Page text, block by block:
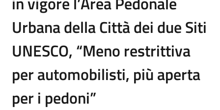
Urbana della Città dei due Siti
UNESCO, “Meno restrittiva
per automobilisti, più aperta
per i pedoni”